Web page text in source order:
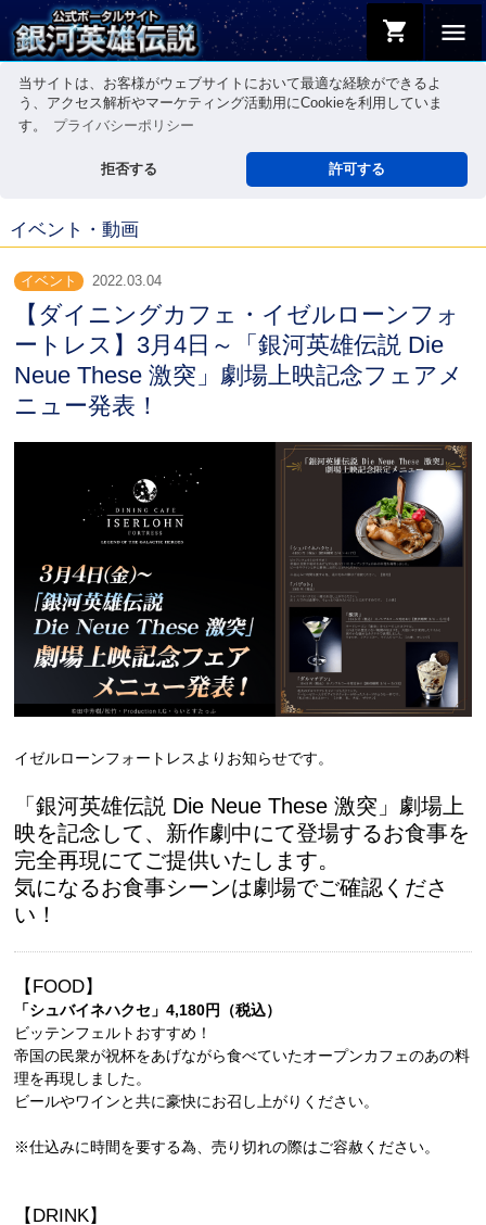
当サイトは、お客様がウェブサイトにおいて最適な経験ができるよ
う、アクセス解析やマーケティング活動用にCookieを利用していま
す。
プライバシーポリシー
拒否する 許可する
menu
shopping_cart
イベント・動画
イベント 2022.03.04
【ダイニングカフェ・イゼルローンフォ
ートレス】3月4日～「銀河英雄伝説 Die
Neue These 激突」劇場上映記念フェアメ
ニュー発表！
イゼルローンフォートレスよりお知らせです。
「銀河英雄伝説 Die Neue These 激突」劇場上
映を記念して、新作劇中にて登場するお食事を
完全再現にてご提供いたします。
気になるお食事シーンは劇場でご確認くださ
い！
【FOOD】
「シュバイネハクセ」4,180円（税込）
ビッテンフェルトおすすめ！
帝国の民衆が祝杯をあげながら食べていたオープンカフェのあの料
理を再現しました。
ビールやワインと共に豪快にお召し上がりください。
※仕込みに時間を要する為、売り切れの際はご容赦ください。
【DRINK】